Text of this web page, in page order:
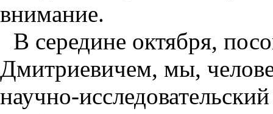
внимание.
В середине октября,
Дмитриевичем, мы,
научно-